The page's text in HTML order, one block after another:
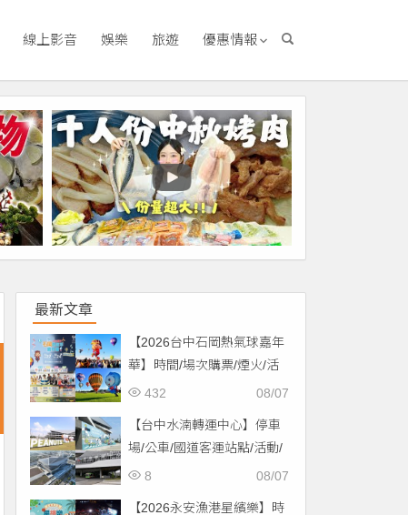
線上影音 娛樂 旅遊 優惠情報
最新文章
【2026台中石岡熱氣球嘉年
華】時間/場次購票/煙火/活
動/交通，土牛運動公園登08/07
432
【台中水湳轉運中心】停車
場/公車/國道客運站點/活動/
交通，啟用免費停車！ 08/07
8
【2026永安漁港星繽樂】時